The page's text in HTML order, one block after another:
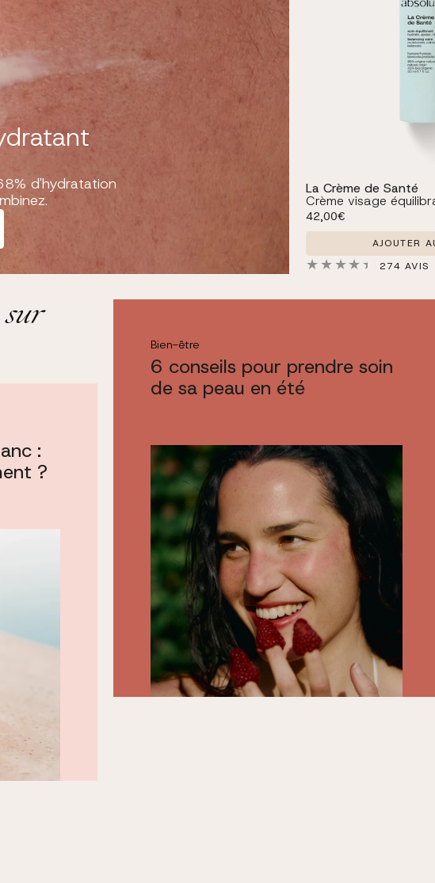
d'hydratation
La Crème de Santé
Crème visage
Prix habituel
42,00€
AJOUTER
274 AVIS
sur
:
?
Bien-être
6 conseils pour prendre soin
de sa peau en été